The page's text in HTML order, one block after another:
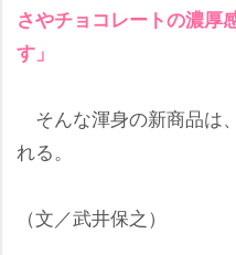
さやチョコレートの濃厚
す」
そんな渾身の新商品は
れる。
（文／武井保之）